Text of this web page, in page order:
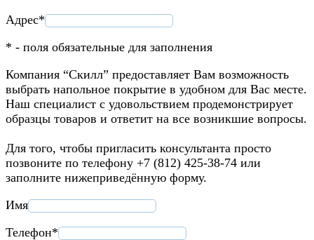
Адрес*
* - поля обязательные для заполнения
Компания “Скилл” предоставляет Вам возможность
выбрать напольное покрытие в удобном для Вас месте.
Наш специалист с удовольствием продемонстрирует
образцы товаров и ответит на все возникшие вопросы.
Для того, чтобы пригласить консультанта просто
позвоните по телефону +7 (812) 425-38-74 или
заполните нижеприведённую форму.
Имя
Телефон*